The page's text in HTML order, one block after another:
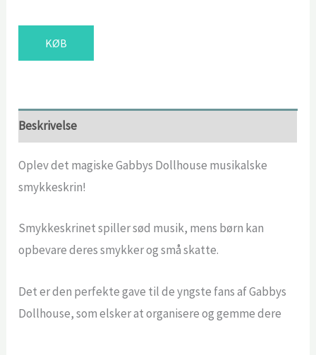
KØB
Beskrivelse
Oplev det magiske Gabbys Dollhouse musikalske
smykkeskrin!
Smykkeskrinet spiller sød musik, mens børn kan
opbevare deres smykker og små skatte.
Det er den perfekte gave til de yngste fans af Gabbys
Dollhouse, som elsker at organisere og gemme dere